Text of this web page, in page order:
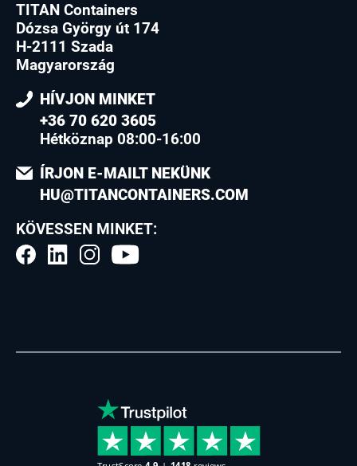
TITAN Containers
Dózsa György út 174
H-2111 Szada
Magyarország
HÍVJON MINKET
+36 70 620 3605
Hétköznap 08:00-16:00
ÍRJON E-MAILT NEKÜNK
HU@TITANCONTAINERS.COM
KÖVESSEN MINKET: